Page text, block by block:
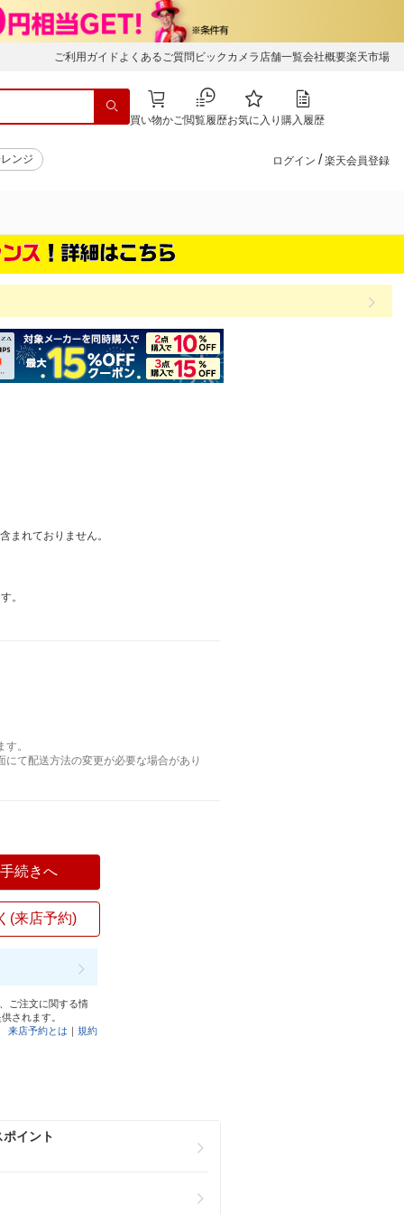
ご利用ガイド よくあるご質問 ビックカメラ店舗一覧会社概要楽天市場
買い物かご閲覧履歴お気に入り 購入履歴
ンジ ログイン / 楽天会員登録
まれておりません。
。
。
て配送方法の変更が必要な場合があり
続きへ
(来店予約)
ご注文に関する情
されます。
来店予約とは ｜規約
イント